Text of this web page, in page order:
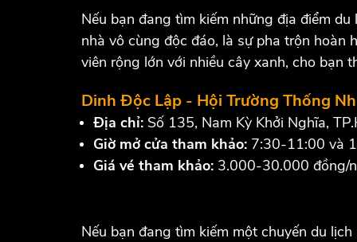
Nếu bạn đang tìm kiếm những địa điểm
nhà vô cùng độc đáo, là sự pha trộn hoàn
viên rộng lớn với nhiều cây xanh, cho bạn
Dinh Độc Lập - Hội Trường Thống
Địa chỉ: Số 135, Nam Kỳ Khởi Nghĩa,
Giờ mở cửa tham khảo: 7:30-11:00 và
Giá vé tham khảo: 3.000-30.000 đồng/
Nếu bạn đang tìm kiếm một chuyến du